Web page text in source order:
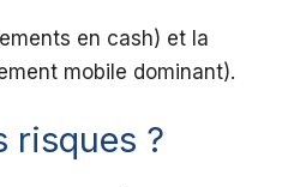
en cash) et la
mobile dominant).
risques ?